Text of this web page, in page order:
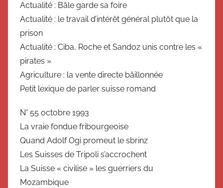
Actualité : Bâle garde sa foire
Actualité : le travail d’intérêt général plutôt que la
prison
Actualité : Ciba, Roche et Sandoz unis contre les «
pirates »
Agriculture : la vente directe bâillonnée
Petit lexique de parler suisse romand
N° 55 octobre 1993
La vraie fondue fribourgeoise
Quand Adolf Ogi promeut le sbrinz
Les Suisses de Tripoli s’accrochent
La Suisse « civilise » les guerriers du
Mozambique